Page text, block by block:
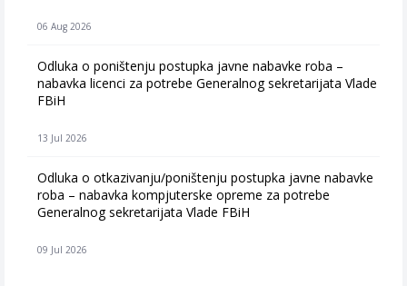
06 Aug 2026
Odluka o poništenju postupka javne nabavke roba –
nabavka licenci za potrebe Generalnog sekretarijata Vlade
FBiH
13 Jul 2026
Odluka o otkazivanju/poništenju postupka javne nabavke
roba – nabavka kompjuterske opreme za potrebe
Generalnog sekretarijata Vlade FBiH
09 Jul 2026